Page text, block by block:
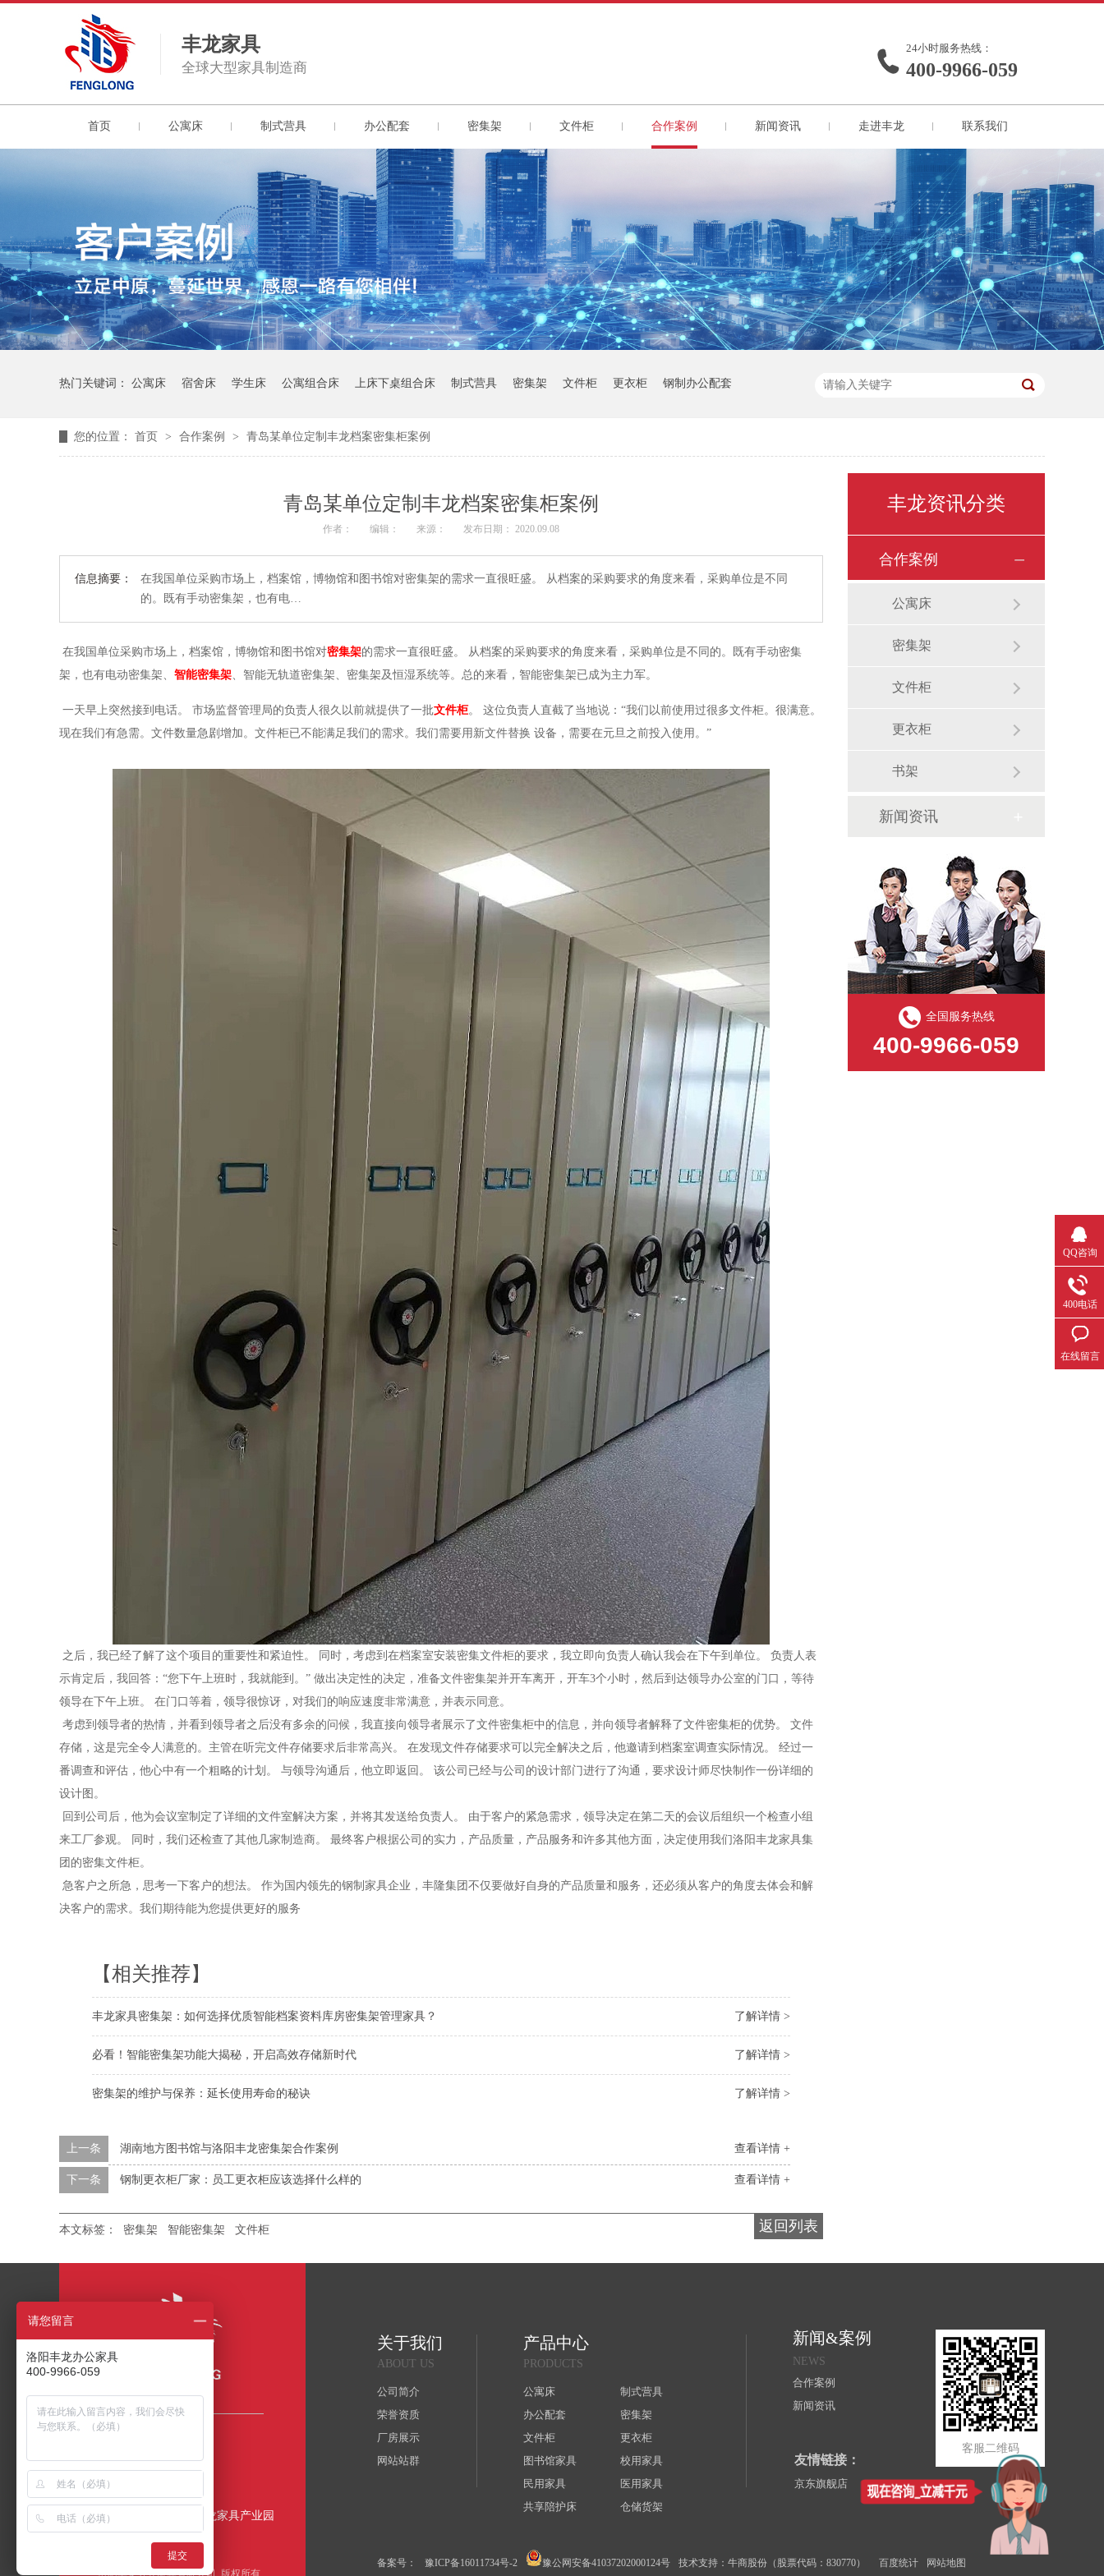
丰龙家具
全球大型家具制造商
24小时服务热线：
400-9966-059
首页 公寓床 制式营具 办公配套 密集架 文件柜 合作案例 新闻资讯 走进丰龙 联系我们
热门关键词： 公寓床 宿舍床 学生床 公寓组合床 上床下桌组合床 制式营具 密集架 文件柜 更衣柜 钢制办公配套
您的位置： 首页 > 合作案例 > 青岛某单位定制丰龙档案密集柜案例
青岛某单位定制丰龙档案密集柜案例
作者： 编辑： 来源： 发布日期： 2020.09.08
信息摘要：
在我国单位采购市场上，档案馆，博物馆和图书馆对密集架的需求一直很旺盛。 从档案的采购要求的角度来看，采购单位是不同
的。既有手动密集架，也有电…
在我国单位采购市场上，档案馆，博物馆和图书馆对密集架的需求一直很旺盛。 从档案的采购要求的角度来看，采购单位是不同的。既有手动密集
架，也有电动密集架、 智能密集架、智能无轨道密集架、密集架及恒湿系统等。总的来看，智能密集架已成为主力军。
一天早上突然接到电话。 市场监督管理局的负责人很久以前就提供了一批文件柜。 这位负责人直截了当地说：“我们以前使用过很多文件柜。很满意。
现在我们有急需。文件数量急剧增加。文件柜已不能满足我们的需求。我们需要用新文件替换 设备，需要在元旦之前投入使用。”
之后，我已经了解了这个项目的重要性和紧迫性。 同时，考虑到在档案室安装密集文件柜的要求，我立即向负责人确认我会在下午到单位。 负责人表
示肯定后，我回答：“您下午上班时，我就能到。” 做出决定性的决定，准备文件密集架并开车离开，开车3个小时，然后到达领导办公室的门口，等待
领导在下午上班。 在门口等着，领导很惊讶，对我们的响应速度非常满意，并表示同意。
考虑到领导者的热情，并看到领导者之后没有多余的问候，我直接向领导者展示了文件密集柜中的信息，并向领导者解释了文件密集柜的优势。 文件
存储，这是完全令人满意的。主管在听完文件存储要求后非常高兴。 在发现文件存储要求可以完全解决之后，他邀请到档案室调查实际情况。 经过一
番调查和评估，他心中有一个粗略的计划。 与领导沟通后，他立即返回。 该公司已经与公司的设计部门进行了沟通，要求设计师尽快制作一份详细的
设计图。
回到公司后，他为会议室制定了详细的文件室解决方案，并将其发送给负责人。 由于客户的紧急需求，领导决定在第二天的会议后组织一个检查小组
来工厂参观。 同时，我们还检查了其他几家制造商。 最终客户根据公司的实力，产品质量，产品服务和许多其他方面，决定使用我们洛阳丰龙家具集
团的密集文件柜。
急客户之所急，思考一下客户的想法。 作为国内领先的钢制家具企业，丰隆集团不仅要做好自身的产品质量和服务，还必须从客户的角度去体会和解
决客户的需求。我们期待能为您提供更好的服务
【相关推荐】
了解详情 >
丰龙家具密集架：如何选择优质智能档案资料库房密集架管理家具？
了解详情 >
必看！智能密集架功能大揭秘，开启高效存储新时代
了解详情 >
密集架的维护与保养：延长使用寿命的秘诀
查看详情 +
上一条 湖南地方图书馆与洛阳丰龙密集架合作案例
查看详情 +
下一条 钢制更衣柜厂家：员工更衣柜应该选择什么样的
返回列表
本文标签： 密集架 智能密集架 文件柜
丰龙资讯分类
合作案例
公寓床
密集架
文件柜
更衣柜
书架
新闻资讯
全国服务热线
400-9966-059
400-9966-059
公司地址
中国•洛阳•伊滨区•丰龙家具产业园
洛阳丰龙办公家具有限公司 版权所有
关于我们
ABOUT US
公司简介
荣誉资质
厂房展示
网站站群
产品中心
PRODUCTS
公寓床
制式营具
办公配套
密集架
文件柜
更衣柜
图书馆家具
校用家具
民用家具
医用家具
共享陪护床
仓储货架
新闻&案例
NEWS
合作案例
新闻资讯
客服二维码
备案号： 豫ICP备16011734号-2 豫公网安备41037202000124号 技术支持：牛商股份（股票代码：830770） 百度统计 网站地图
友情链接：
京东旗舰店
QQ咨询
400电话
在线留言
请您留言
洛阳丰龙办公家具
400-9966-059
提交